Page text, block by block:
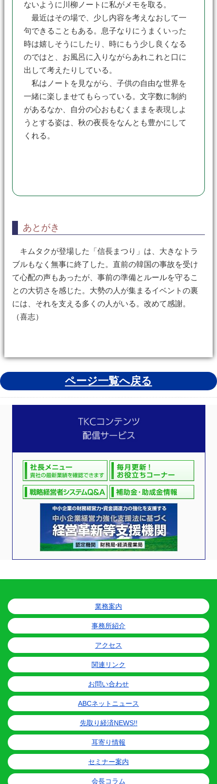
ないように川柳ノートに私がメモを取る。
最近はその場で、少し内容を考えなおして一
句できることもある。息子なりにうまくいった
時は嬉しそうにしたり、時にもう少し良くなる
のではと、お風呂に入りながらあれこれと口に
出して考えたりしている。
私はノートを見ながら、子供の自由な世界を
一緒に楽しませてもらっている。文字数に制約
があるなか、自分の心おもむくままを表現しよ
うとする姿は、秋の夜長をなんとも豊かにして
くれる。
あとがき
キムタクが登場した「信長まつり」は、大きなトラ
ブルもなく無事に終了した。直前の韓国の事故を受け
て心配の声もあったが、事前の準備とルールを守るこ
との大切さを感じた。大勢の人が集まるイベントの裏
には、それを支える多くの人がいる。改めて感謝。
（喜志）
ページ一覧へ戻る
業務案内
事務所紹介
アクセス
関連リンク
お問い合わせ
ABCネットニュース
先取り経済NEWS!!
耳寄り情報
セミナー案内
会長コラム